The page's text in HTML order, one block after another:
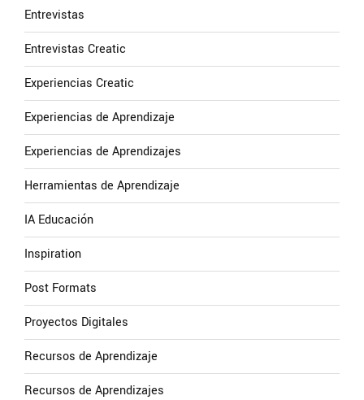
Entrevistas
Entrevistas Creatic
Experiencias Creatic
Experiencias de Aprendizaje
Experiencias de Aprendizajes
Herramientas de Aprendizaje
IA Educación
Inspiration
Post Formats
Proyectos Digitales
Recursos de Aprendizaje
Recursos de Aprendizajes